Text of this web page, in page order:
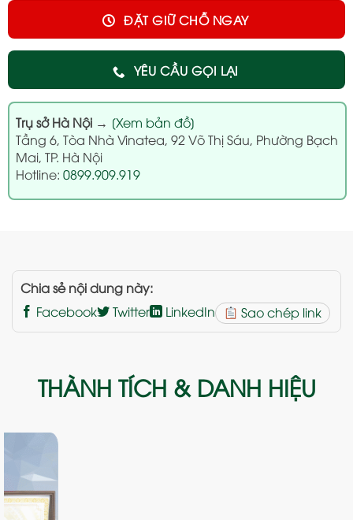
YÊU CẦU GỌI LẠI
ĐẶT GIỮ CHỖ NGAY
Trụ sở Hà Nội→ [Xem bản đồ]
Tầng 6, Tòa Nhà Vinatea, 92 Võ Thị Sáu, Phường Bạch
Mai, TP. Hà Nội
Hotline: 0899.909.919
Chia sẻ nội dung này:
Facebook
Twitter LinkedIn Sao chép link
THÀNH TÍCH & DANH HIỆU